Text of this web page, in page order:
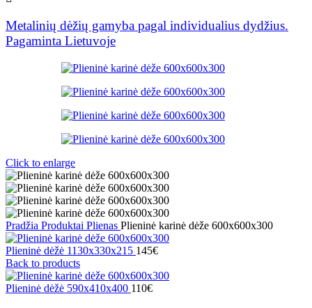
Metalinių dėžių gamyba pagal individualius dydžius.
Pagaminta Lietuvoje
Click to enlarge
Pradžia Produktai Plienas Plieninė karinė dėže 600х600х300
Plieninė dėžė 1130x330x215 145€
Back to products
Plieninė dėžė 590x410x400 110€